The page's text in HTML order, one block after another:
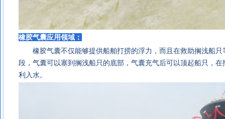
橡胶气囊应用领域：
橡胶气囊不仅能够提供船舶打捞的浮力，而且在救助搁浅船只
段，气囊可以塞到搁浅船只的底部，气囊充气后可以顶起船只，
利入水。